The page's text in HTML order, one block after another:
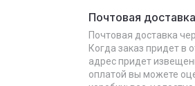
Почтовая доставка
Почтовая доставка
Когда заказ придет в
адрес придет
оплатой вы можете